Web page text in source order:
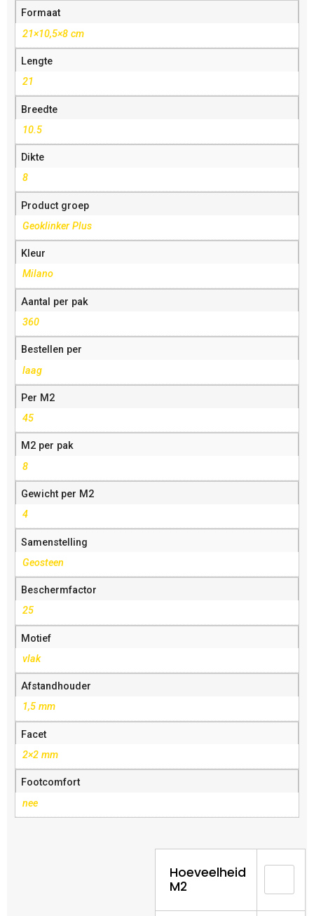
Formaat
21×10,5×8 cm
Lengte
21
Breedte
10.5
Dikte
8
Product groep
Geoklinker Plus
Kleur
Milano
Aantal per pak
360
Bestellen per
laag
Per M2
45
M2 per pak
8
Gewicht per M2
4
Samenstelling
Geosteen
Beschermfactor
25
Motief
vlak
Afstandhouder
1,5 mm
Facet
2×2 mm
Footcomfort
nee
Hoeveelheid
M2